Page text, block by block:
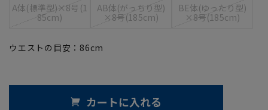
A体(標準型)×8号(1
85cm)
AB体(がっちり型)
×8号(185cm)
BE体(ゆったり型)
×8号(185cm)
ウエストの目安： 86cm
カートに入れる